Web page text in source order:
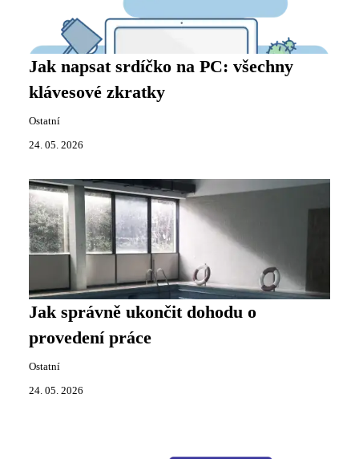
Jak napsat srdíčko na PC: všechny
klávesové zkratky
Ostatní
24. 05. 2026
Jak správně ukončit dohodu o
provedení práce
Ostatní
24. 05. 2026